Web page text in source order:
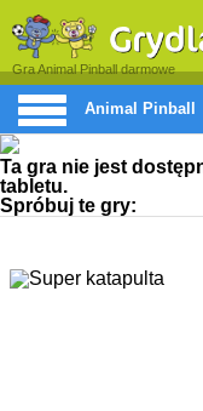
Gra Animal Pinball darmowe
Animal Pinball
Ta gra nie jest
tabletu.
Spróbuj te gry: